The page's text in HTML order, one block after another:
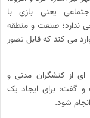
یعنی بازی با
ندارد؛ صنعت و منطقه
می کند که قابل تصور
از کنشگران مدنی و
گفت: برای ایجاد یک
شود.